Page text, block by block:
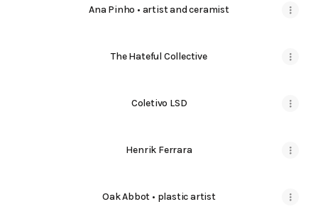
Ana Pinho • artist and ceramist
The Hateful Collective
Coletivo LSD
Henrik Ferrara
Oak Abbot • plastic artist